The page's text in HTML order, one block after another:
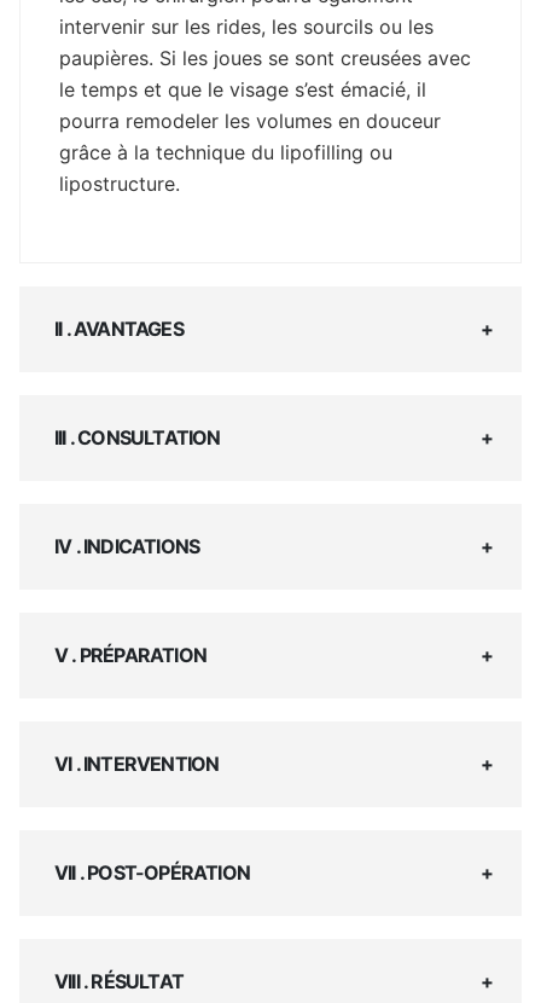
intervenir sur les rides, les sourcils ou les
paupières. Si les joues se sont creusées avec
le temps et que le visage s’est émacié, il
pourra remodeler les volumes en douceur
grâce à la technique du lipofilling ou
lipostructure.
II . AVANTAGES
III . CONSULTATION
IV . INDICATIONS
V . PRÉPARATION
VI . INTERVENTION
VII . POST-OPÉRATION
VIII . RÉSULTAT